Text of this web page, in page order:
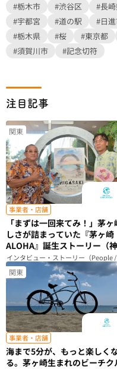
#栃木市
#渋谷区 #長
#宇都宮
#道の駅 #日
#栃木県
#桜 #東京都
#須賀川市
#記念切符
注目記事
関東
事業者・店舗
「まずは一回来てみ！」茅ヶ
しさが詰まっていた『茅ヶ崎
ALOHA』誕生ストーリー（
川県）
インタビュー・ストーリー（People /
Story）
関東
事業者・店舗
海まで5分が、もっと楽しく
る。茅ヶ崎生まれのビーチク